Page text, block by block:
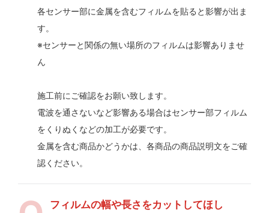
各センサー部に金属を含むフィルムを貼ると影響が出ま
す。
※センサーと関係の無い場所のフィルムは影響ありませ
ん
施工前にご確認をお願い致します。
電波を通さないなど影響ある場合はセンサー部フィルム
をくりぬくなどの加工が必要です。
金属を含む商品かどうかは、各商品の商品説明文をご確
認ください。
フィルムの幅や長さをカットしてほし